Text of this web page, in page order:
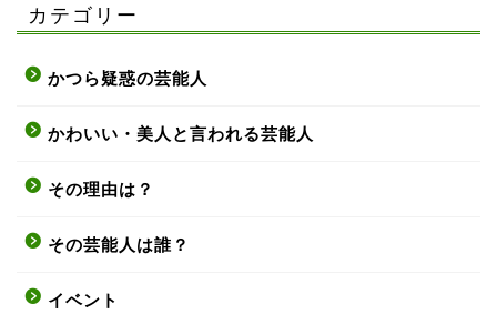
カテゴリー
かつら疑惑の芸能人
かわいい・美人と言われる芸能人
その理由は？
その芸能人は誰？
イベント